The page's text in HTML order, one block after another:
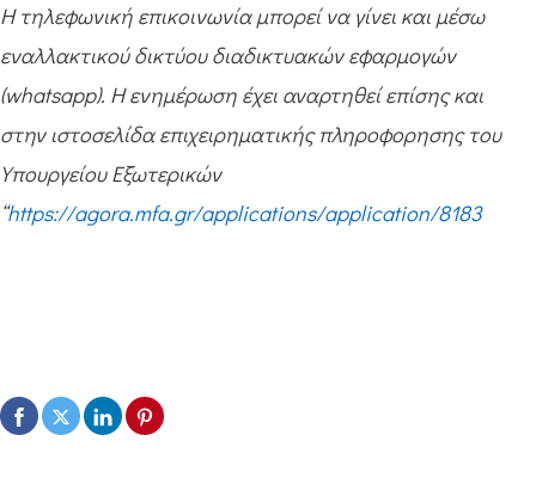
Η τηλεφωνική επικοινωνία μπορεί να γίνει και μέσω
εναλλακτικού δικτύου διαδικτυακών εφαρμογών
(whatsapp). Η ενημέρωση έχει αναρτηθεί επίσης και
στην ιστοσελίδα επιχειρηματικής πληροφορησης του
Υπουργείου Εξωτερικών
“https://agora.mfa.gr/applications/application/8183